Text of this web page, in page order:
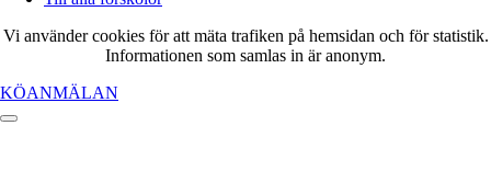
Vi använder cookies för att mäta trafiken på hemsidan och för statistik.
Informationen som samlas in är anonym.
KÖANMÄLAN